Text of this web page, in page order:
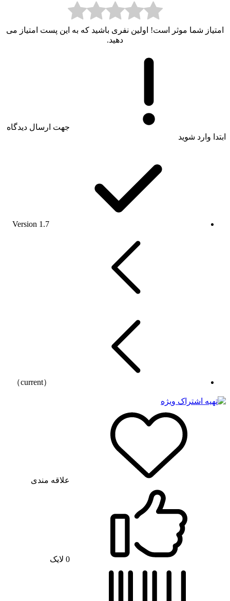
امتیاز شما موثر است! اولین نفری باشید که به این پست امتیاز می
دهید.
جهت ارسال دیدگاه
ابتدا وارد شوید
Version 1.7
（current）
علاقه مندی
0 لایک